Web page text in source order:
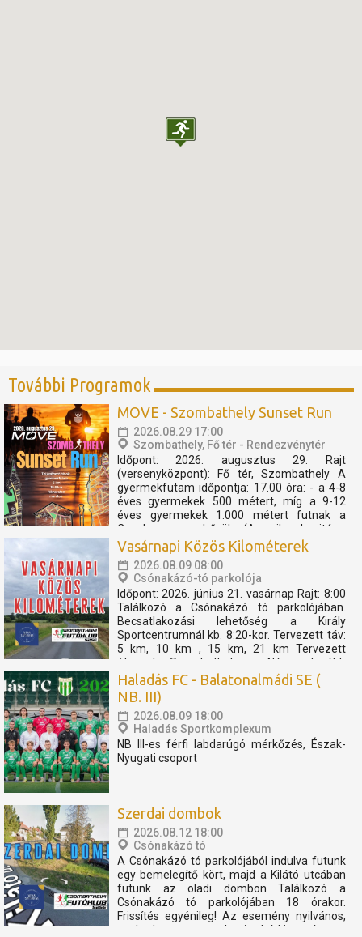
További Programok
MOVE - Szombathely Sunset Run
2026.08.29 17:00
Szombathely, Fő tér - Rendezvénytér
Időpont: 2026. augusztus 29. Rajt
(versenyközpont): Fő tér, Szombathely A
gyermekfutam időpontja: 17.00 óra: - a 4-8
éves gyermekek 500 métert, míg a 9-12
éves gyermekek 1.000 métert futnak a
Cosplay szuperhősök (Amerika kapitány,
Thor, Pókember, Venom) műsorát, és a velük
való közös bemelegítést követően....
Vasárnapi Közös Kilométerek
2026.08.09 08:00
Csónakázó-tó parkolója
Időpont: 2026. június 21. vasárnap Rajt: 8:00
Találkozó a Csónakázó tó parkolójában.
Becsatlakozási lehetőség a Király
Sportcentrumnál kb. 8:20-kor. Tervezett táv:
5 km, 10 km , 15 km, 21 km Tervezett
útvonal: Szombathely - Nárai -tovább
Pornóapáti felé, féltávnál fordulással. A
rövidebb távok féltávnál...
Haladás FC - Balatonalmádi SE (
NB. III)
2026.08.09 18:00
Haladás Sportkomplexum
NB III-es férfi labdarúgó mérkőzés, Észak-
Nyugati csoport
Szerdai dombok
2026.08.12 18:00
Csónakázó tó
A Csónakázó tó parkolójából indulva futunk
egy bemelegítő kört, majd a Kilátó utcában
futunk az oladi dombon Találkozó a
Csónakázó tó parkolójában 18 órakor.
Frissítés egyénileg! Az esemény nyilvános,
szabadon megosztható, bárkit szívesen